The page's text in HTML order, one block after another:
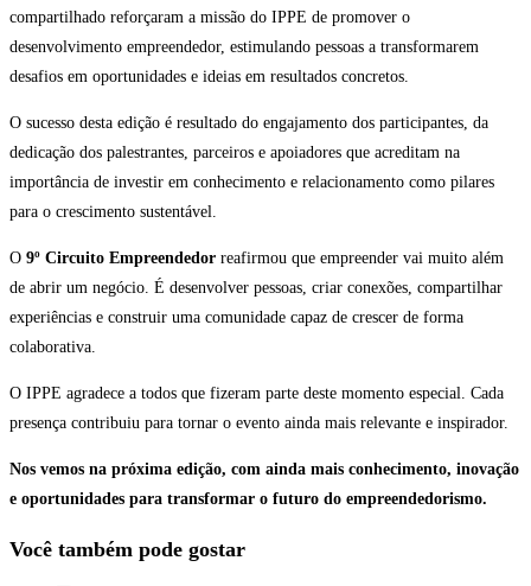
compartilhado reforçaram a missão do IPPE de promover o
desenvolvimento empreendedor, estimulando pessoas a transformarem
desafios em oportunidades e ideias em resultados concretos.
O sucesso desta edição é resultado do engajamento dos participantes, da
dedicação dos palestrantes, parceiros e apoiadores que acreditam na
importância de investir em conhecimento e relacionamento como pilares
para o crescimento sustentável.
O 9º Circuito Empreendedor reafirmou que empreender vai muito além
de abrir um negócio. É desenvolver pessoas, criar conexões, compartilhar
experiências e construir uma comunidade capaz de crescer de forma
colaborativa.
O IPPE agradece a todos que fizeram parte deste momento especial. Cada
presença contribuiu para tornar o evento ainda mais relevante e inspirador.
Nos vemos na próxima edição, com ainda mais conhecimento, inovação
e oportunidades para transformar o futuro do empreendedorismo.
Você também pode gostar